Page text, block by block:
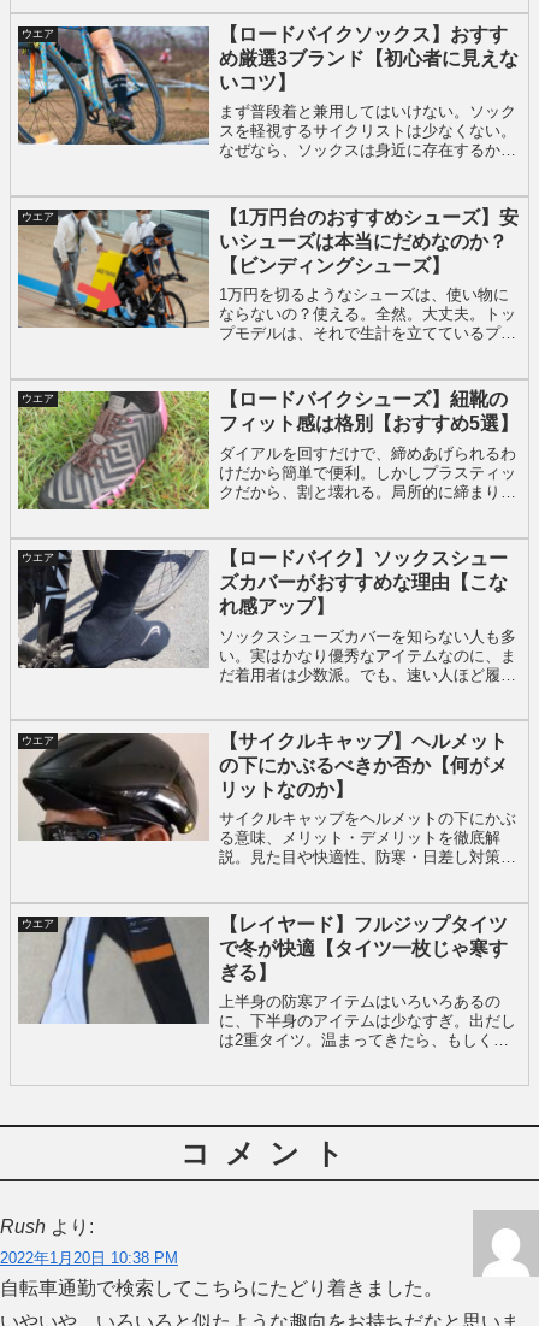
ブ着用論。安全性と快適性の両立。
ウエア
【ロードバイクソックス】おすす
め厳選3ブランド【初心者に見えな
いコツ】
まず普段着と兼用してはいけない。ソック
スを軽視するサイクリストは少なくない。
なぜなら、ソックスは身近に存在するか
クスは、普段着とそう遠くない形をして
る。
ウエア
【1万円台のおすすめシューズ】安
いシューズは本当にだめなのか？
【ビンディングシューズ】
1万円を切るようなシューズは、使い物に
ならないの？使える。全然。大丈夫。トッ
プモデルは、それで生計を立てているプロ
ーズを買う必要はない。もはや、気持ちの
問題。
ウエア
【ロードバイクシューズ】紐靴の
フィット感は格別【おすすめ5選】
ダイアルを回すだけで、締めあげられるわ
けだから簡単で便利。しかしプラスティッ
クだから、割と壊れる。局所的に締まりが
もしれない。ひもシューズの良さは、壊れ
る部品がない、全体的に締めあげられる。
ウエア
【ロードバイク】ソックスシュー
ズカバーがおすすめな理由【こな
れ感アップ】
ソックスシューズカバーを知らない人も多
い。実はかなり優秀なアイテムなのに、ま
だ着用者は少数派。でも、速い人ほど履く
つつある。
ウエア
【サイクルキャップ】ヘルメット
の下にかぶるべきか否か【何がメ
リットなのか】
サイクルキャップをヘルメットの下にかぶ
る意味、メリット・デメリットを徹底解
説。見た目や快適性、防寒・日差し対策ま
とのバランス、シーズンごとの使い分けも
紹介。キャップ選びで差がつく！
ウエア
【レイヤード】フルジップタイツ
で冬が快適【タイツ一枚じゃ寒す
ぎる】
上半身の防寒アイテムはいろいろあるの
に、下半身のアイテムは少なすぎ。出だし
は2重タイツ。温まってきたら、もしくは
コメント
Rush より:
2022年1月20日 10:38 PM
自転車通勤で検索してこちらにたどり着きました。
いやいや、いろいろと似たような趣向をお持ちだなと思いま